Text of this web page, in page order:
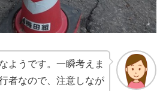
ようです。一瞬考えま
者なので、注意しなが